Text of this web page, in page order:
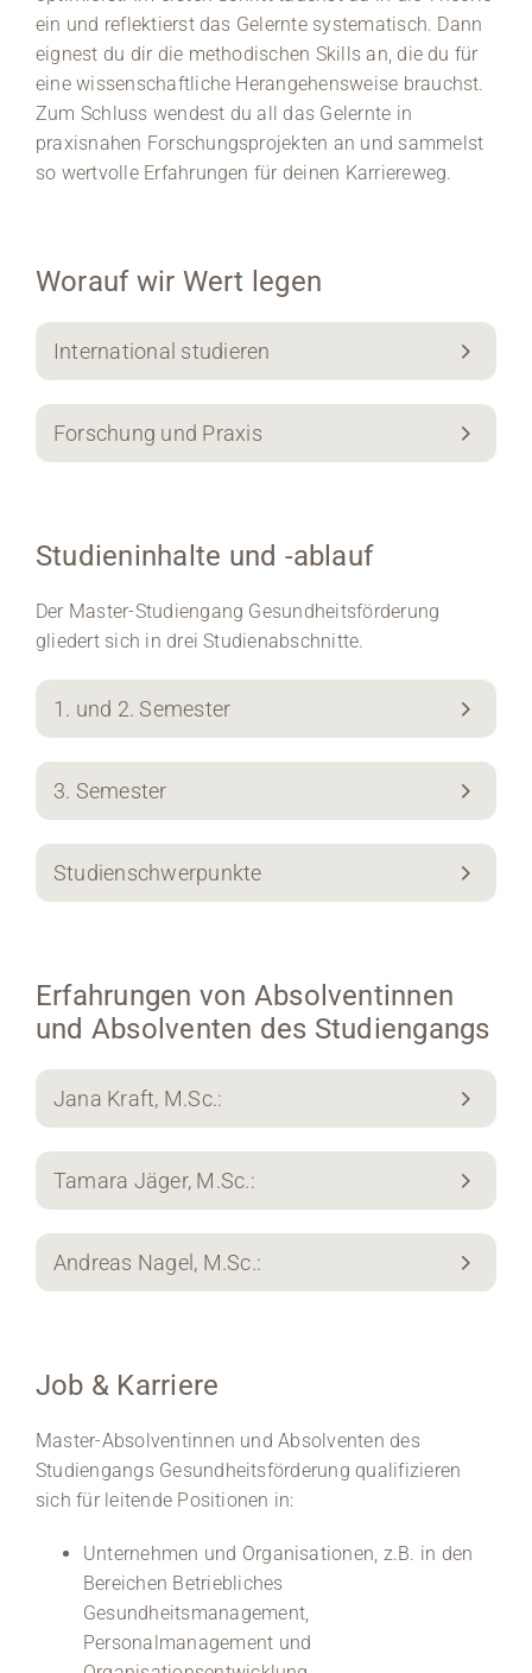
ein und reflektierst das Gelernte systematisch. Dann
eignest du dir die methodischen Skills an, die du für
eine wissenschaftliche Herangehensweise brauchst.
Zum Schluss wendest du all das Gelernte in
praxisnahen Forschungsprojekten an und sammelst
so wertvolle Erfahrungen für deinen Karriereweg.
Worauf wir Wert legen
International studieren
Forschung und Praxis
Studieninhalte und -ablauf
Der Master-Studiengang Gesundheitsförderung
gliedert sich in drei Studienabschnitte.
1. und 2. Semester
3. Semester
Studienschwerpunkte
Erfahrungen von Absolventinnen
und Absolventen des Studiengangs
Jana Kraft, M.Sc.:
Tamara Jäger, M.Sc.:
Andreas Nagel, M.Sc.:
Job & Karriere
Master-Absolventinnen und Absolventen des
Studiengangs Gesundheitsförderung qualifizieren
sich für leitende Positionen in:
Unternehmen und Organisationen, z.B. in den
Bereichen Betriebliches
Gesundheitsmanagement,
Personalmanagement und